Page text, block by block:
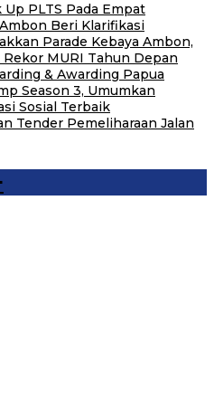
PLTS Pada Empat
Beri Klarifikasi
Parade Kebaya Ambon,
MURI Tahun Depan
& Awarding Papua
Season 3, Umumkan
Sosial Terbaik
Tender Pemeliharaan Jalan